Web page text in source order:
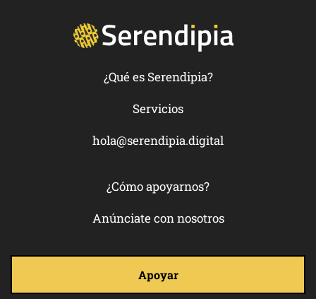
¿Qué es Serendipia?
Servicios
hola@serendipia.digital
¿Cómo apoyarnos?
Anúnciate con nosotros
Apoyar